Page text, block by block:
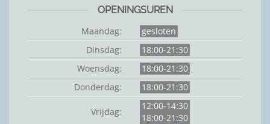
OPENINGSUREN
Maandag:
gesloten
Dinsdag:
18:00-21:30
Woensdag:
18:00-21:30
Donderdag:
18:00-21:30
Vrijdag:
12:00-14:30
18:00-21:30